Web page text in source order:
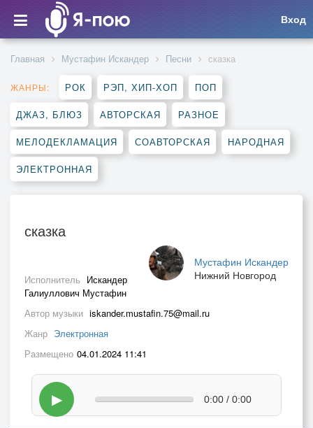
Вход
Главная Мустафин Искандер Песни сказка
ЖАНРЫ: РОК РЭП, ХИП-ХОП ПОП
ДЖАЗ, БЛЮЗ АВТОРСКАЯ РАЗНОЕ
МЕЛОДЕКЛАМАЦИЯ СОАВТОРСКАЯ НАРОДНАЯ
ЭЛЕКТРОННАЯ
сказка
Мустафин Искандер
Нижний Новгород
Исполнитель Искандер
Галиуллович Мустафин
Автор музыки iskander.mustafin.75@mail.ru
Жанр Электронная
Размещено 04.01.2024 11:41
▶ 0:00 / 0:00